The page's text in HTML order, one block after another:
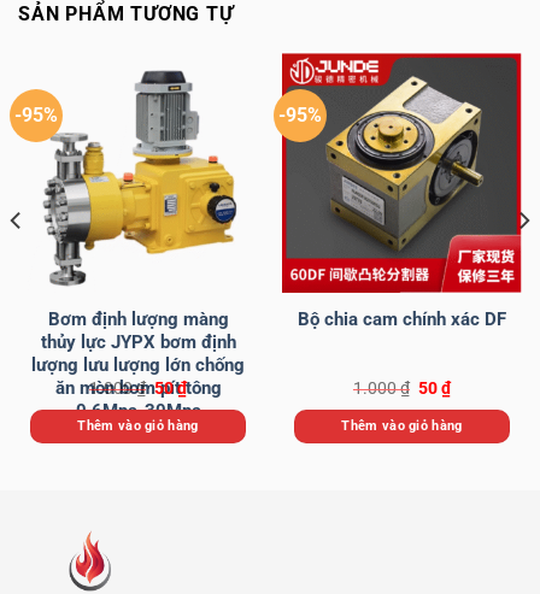
SẢN PHẨM TƯƠNG TỰ
-95%
Bơm định lượng màng
thủy lực JYPX bơm định
lượng lưu lượng lớn chống
ăn mòn bơm pít tông
0,6Mpa-30Mpa
1.000₫ Giá
gốc
là:
1.000 ₫.
50₫Giá
hiện
tại
là:
50 ₫.
Thêm vào giỏ hàng
-95%
Bộ chia cam chính xác DF
1.000₫ Giá
gốc
là:
1.000 ₫.
50₫Giá
hiện
tại
là:
50 ₫.
Thêm vào giỏ hàng